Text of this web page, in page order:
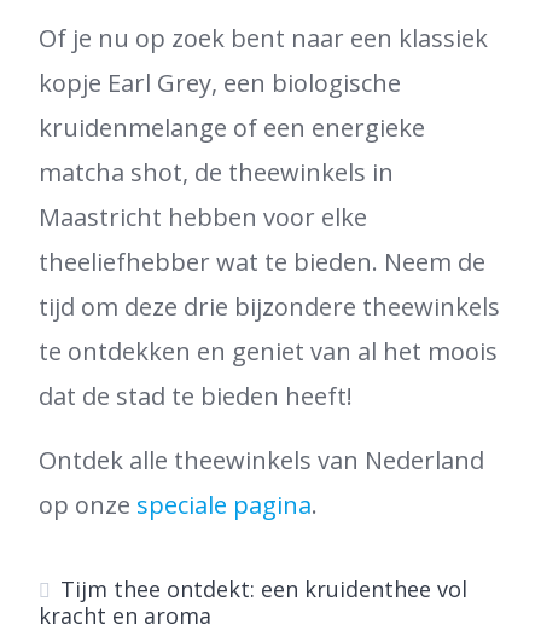
Of je nu op zoek bent naar een klassiek
kopje Earl Grey, een biologische
kruidenmelange of een energieke
matcha shot, de theewinkels in
Maastricht hebben voor elke
theeliefhebber wat te bieden. Neem de
tijd om deze drie bijzondere theewinkels
te ontdekken en geniet van al het moois
dat de stad te bieden heeft!
Ontdek alle theewinkels van Nederland
op onze speciale pagina.
Tijm thee ontdekt: een kruidenthee vol
kracht en aroma